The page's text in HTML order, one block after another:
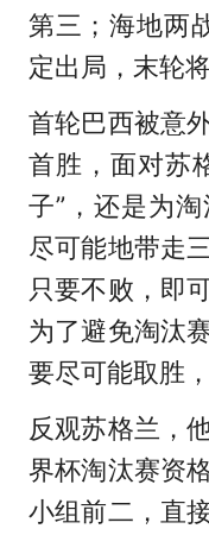
第三；海地两
定出局，末轮
首轮巴西被意
首胜，面对苏
子”，还是为
尽可能地带走
只要不败，即
为了避免淘汰
要尽可能取胜
反观苏格兰，
界杯淘汰赛资
小组前二，直